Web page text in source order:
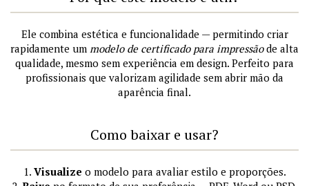
Ele combina estética e funcionalidade — permitindo criar
rapidamente um modelo de certificado para impressãode alta
qualidade, mesmo sem experiência em design. Perfeito para
profissionais que valorizam agilidade sem abrir mão da
aparência final.
Como baixar e usar?
1. Visualize o modelo para avaliar estilo e proporções.